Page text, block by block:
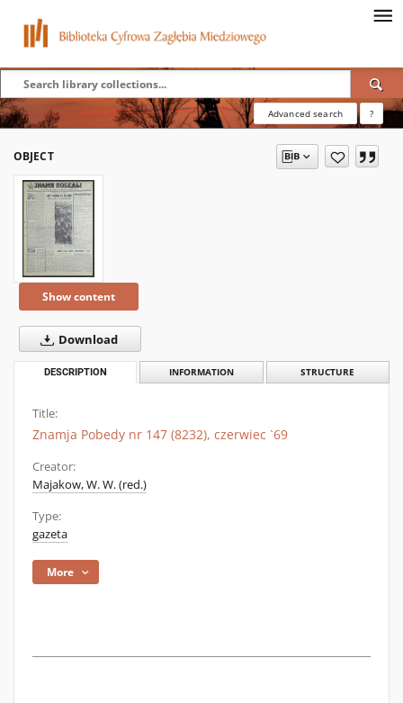
Advanced search ?
OBJECT
Show content
Download
DESCRIPTION INFORMATION STRUCTURE
Title:
Znamja Pobedy nr 147 (8232), czerwiec `69
Creator:
Majakow, W. W. (red.)
Type:
gazeta
More